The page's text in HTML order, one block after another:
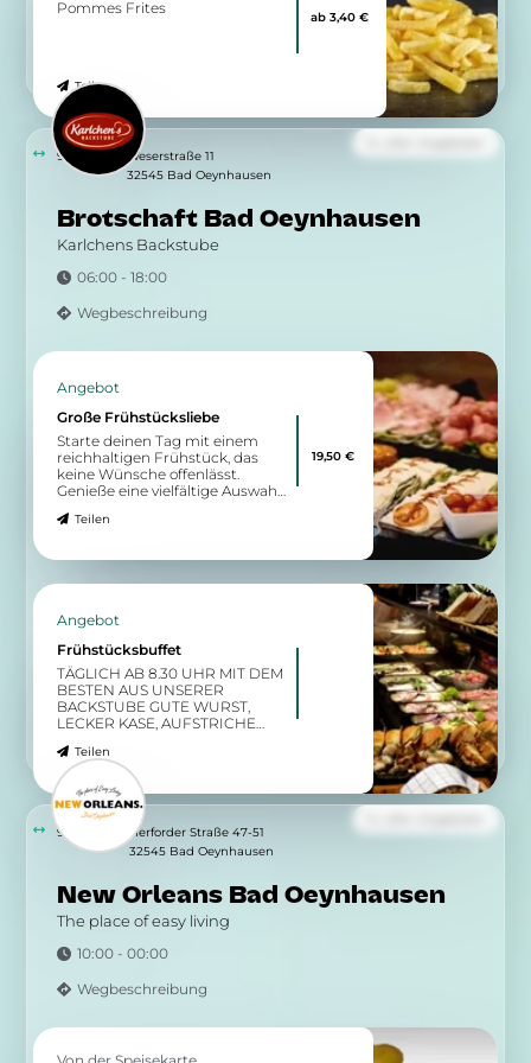
Pommes Frites
Teilen
ab 3,40 €
Brotschaft Bad Oeynhausen
Karlchens Backstube
06:00 - 18:00
Wegbeschreibung
9.11 km
Weserstraße 11
32545 Bad Oeynhausen
Angebot
Große Frühstücksliebe
Starte deinen Tag mit einem
reichhaltigen Frühstück, das
keine Wünsche offenlässt.
Genieße eine vielfältige Auswahl
unserer frisch gebackenen
Backwaren, begleitet von einer
Buffet durch köstlichen Lachs,
Joghurt- und Müslibar für einen
Teilen
19,50 €
Angebot
Frühstücksbuffet
TÄGLICH AB 8.30 UHR MIT DEM
BESTEN AUS UNSERER
BACKSTUBE GUTE WURST,
LECKER KASE, AUFSTRICHE
SAFTTeilen
New Orleans Bad Oeynhausen
The place of easy living
10:00 - 00:00
Wegbeschreibung
9.19 km
Herforder Straße 47-51
32545 Bad Oeynhausen
Von der Speisekarte